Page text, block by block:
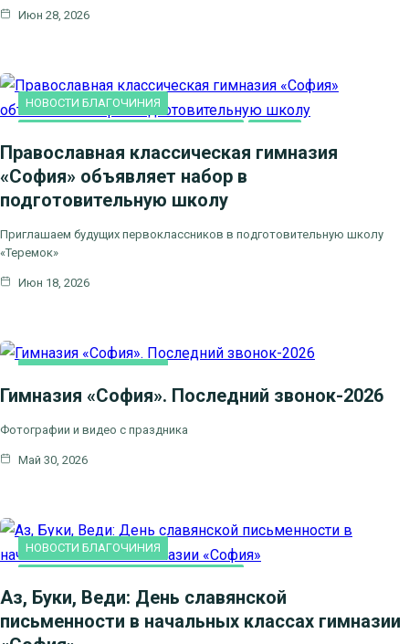
Июн 28, 2026
НОВОСТИ БЛАГОЧИНИЯ
Православная классическая гимназия
«София» объявляет набор в
подготовительную школу
Приглашаем будущих первоклассников в подготовительную школу
«Теремок»
Июн 18, 2026
ПРАВОСЛАВНАЯ ГИМНАЗИЯ "СОФИЯ"
Гимназия «София». Последний звонок-2026
Фотографии и видео с праздника
Май 30, 2026
НОВОСТИ БЛАГОЧИНИЯ
Аз, Буки, Веди: День славянской
письменности в начальных классах гимназии